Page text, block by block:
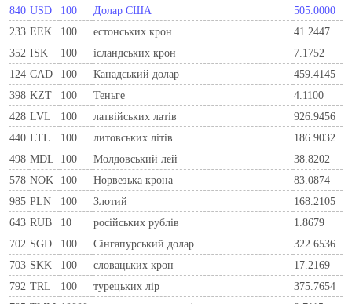
840 USD 100 Долар США
505.0000
233 EEK 100 естонських крон
41.2447
352 ISK 100 ісландських крон
7.1752
124 CAD 100 Канадський долар
459.4145
398 KZT 100 Теньге
4.1100
428 LVL 100 латвійських латів
926.9456
440 LTL 100 литовських літів
186.9032
498 MDL 100 Молдовський лей
38.8202
578 NOK 100 Норвезька крона
83.0874
985 PLN 100 Злотий
168.2105
643 RUB 10 російських рублів
1.8679
702 SGD 100 Сінгапурський долар
322.6536
703 SKK 100 словацьких крон
17.2169
792 TRL 100 турецьких лір
375.7654